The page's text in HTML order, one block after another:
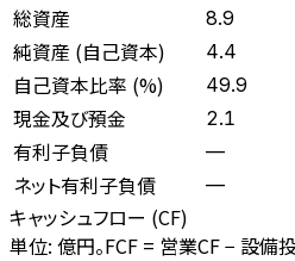
総資産 8.9
純資産 (自己資本) 4.4
自己資本比率 (%) 49.9
現金及び預金 2.1
有利子負債 —
ネット有利子負債 —
キャッシュフロー (CF)
単位: 億円。FCF = 営業CF − 設備